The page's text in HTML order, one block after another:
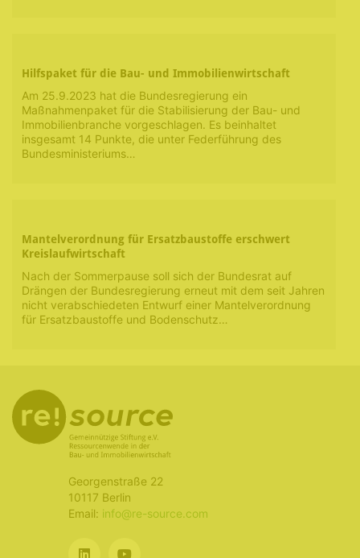
Hilfspaket für die Bau- und Immobilienwirtschaft
Am 25.9.2023 hat die Bundesregierung ein
Maßnahmenpaket für die Stabilisierung der Bau- und
Immobilienbranche vorgeschlagen. Es beinhaltet
insgesamt 14 Punkte, die unter Federführung des
Bundesministeriums…
Mantelverordnung für Ersatzbaustoffe erschwert
Kreislaufwirtschaft
Nach der Sommerpause soll sich der Bundesrat auf
Drängen der Bundesregierung erneut mit dem seit Jahren
nicht verabschiedeten Entwurf einer Mantelverordnung
für Ersatzbaustoffe und Bodenschutz…
Georgenstraße 22
10117 Berlin
Email: info@re-source.com